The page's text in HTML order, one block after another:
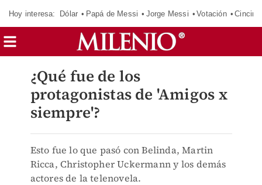
Hoy interesa: Dólar Papá de Messi Jorge Messi Votación
¿Qué fue de los
protagonistas de 'Amigos x
siempre'?
Esto fue lo que pasó con Belinda, Martin
Ricca, Christopher Uckermann y los demás
actores de la telenovela.